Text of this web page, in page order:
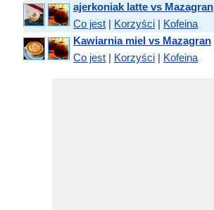
ajerkoniak latte vs Mazagran
Co jest | Korzyści | Kofeina
Kawiarnia miel vs Mazagran
Co jest | Korzyści | Kofeina